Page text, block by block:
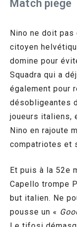
Match piège
Nino ne doit pas
citoyen
domine pour
Squadra qui a
également pour
désobligeantes
joueurs italiens,
Nino en rajoute
compatriotes et
Et puis à la 52e
Capello trompe
but italien. Ne
pousse un «